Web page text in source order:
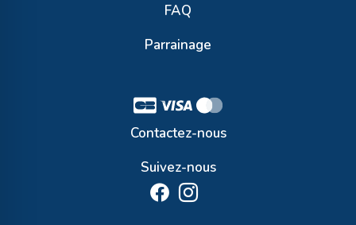
FAQ
Parrainage
Contactez-nous
Suivez-nous